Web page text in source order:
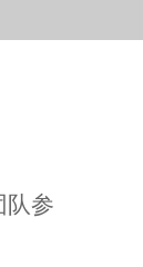
队参